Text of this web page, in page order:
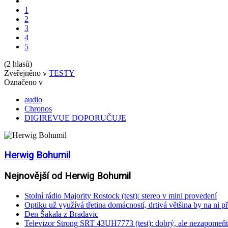
1
2
3
4
5
(2 hlasů)
Zveřejněno v TESTY
Označeno v
audio
Chronos
DIGIREVUE DOPORUČUJE
Herwig Bohumil
Nejnovější od Herwig Bohumil
Stolní rádio Majority Rostock (test): stereo v mini provedení
Optiku už využívá třetina domácností, drtivá většina by na ni
Den Šakala z Bradavic
Televizor Strong SRT 43UH7773 (test): dobrý, ale